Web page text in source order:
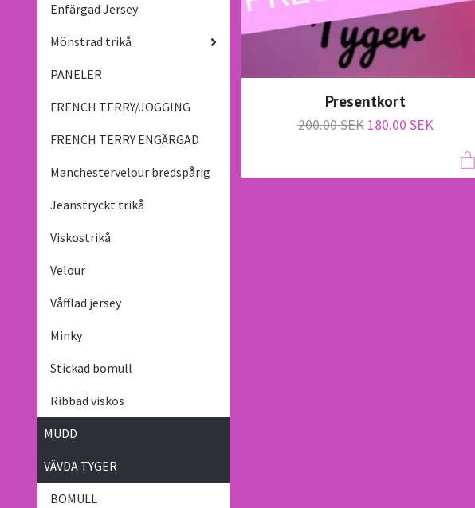
Enfärgad Jersey
Mönstrad trikå
PANELER
FRENCH TERRY/JOGGING
FRENCH TERRY ENGÄRGAD
Manchestervelour bredspårig
Jeanstryckt trikå
Viskostrikå
Velour
Våfflad jersey
Minky
Stickad bomull
Ribbad viskos
MUDD
VÄVDA TYGER
BOMULL
Presentkort
200.00 SEK 180.00 SEK